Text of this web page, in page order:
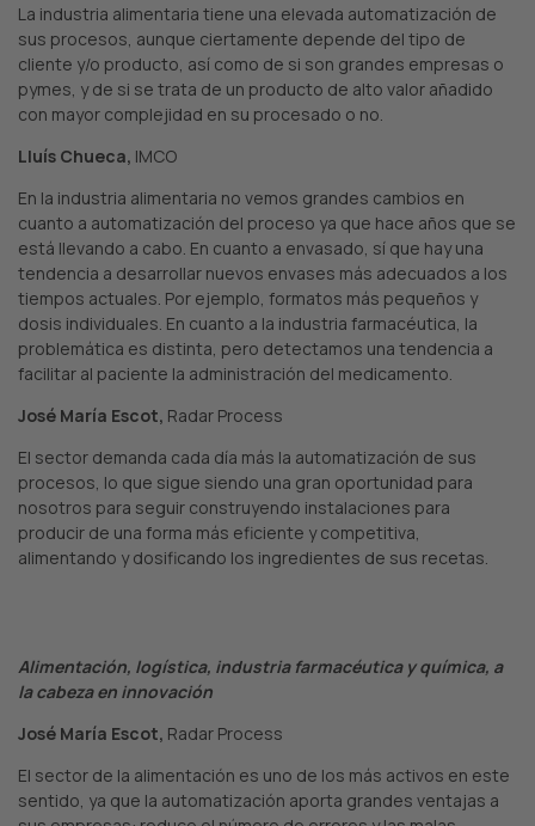
La industria alimentaria tiene una elevada automatización de
sus procesos, aunque ciertamente depende del tipo de
cliente y/o producto, así como de si son grandes empresas o
pymes, y de si se trata de un producto de alto valor añadido
con mayor complejidad en su procesado o no.
Lluís Chueca, IMCO
En la industria alimentaria no vemos grandes cambios en
cuanto a automatización del proceso ya que hace años que se
está llevando a cabo. En cuanto a envasado, sí que hay una
tendencia a desarrollar nuevos envases más adecuados a los
tiempos actuales. Por ejemplo, formatos más pequeños y
dosis individuales. En cuanto a la industria farmacéutica, la
problemática es distinta, pero detectamos una tendencia a
facilitar al paciente la administración del medicamento.
José María Escot, Radar Process
El sector demanda cada día más la automatización de sus
procesos, lo que sigue siendo una gran oportunidad para
nosotros para seguir construyendo instalaciones para
producir de una forma más eficiente y competitiva,
alimentando y dosificando los ingredientes de sus recetas.
Alimentación, logística, industria farmacéutica y química, a
la cabeza en innovación
José María Escot, Radar Process
El sector de la alimentación es uno de los más activos en este
sentido, ya que la automatización aporta grandes ventajas a